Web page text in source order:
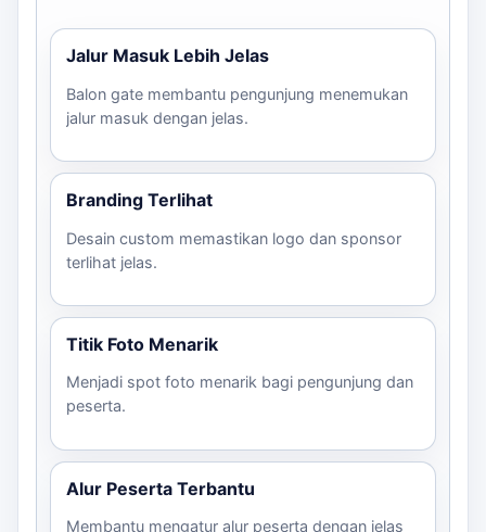
Anda!
Jalur Masuk Lebih Jelas
Balon gate membantu pengunjung menemukan
jalur masuk dengan jelas.
Branding Terlihat
Desain custom memastikan logo dan sponsor
terlihat jelas.
Titik Foto Menarik
Menjadi spot foto menarik bagi pengunjung dan
peserta.
Alur Peserta Terbantu
Membantu mengatur alur peserta dengan jelas